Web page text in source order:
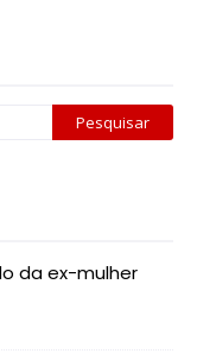
da ex-mulher